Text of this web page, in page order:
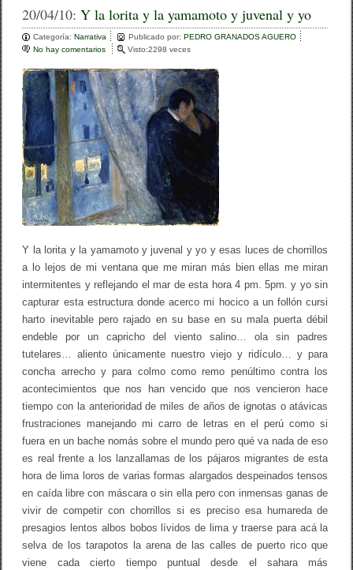
c
e
b
o
o
k
tt
er
m
p
ar
tir
20/04/10:Y la lorita y la yamamoto y juvenal y yo
Categoría:Narrativa Publicado por:PEDRO GRANADOS AGUERO
No hay comentarios
Y
l
a
l
o
r
i
y
a
y
m
a
o
t
j
u
n
a
y
y
Visto:2298 veces
Y la lorita y la yamamoto y juvenal y yo y esas luces de chorrillos
a lo lejos de mi ventana que me miran más bien ellas me miran
intermitentes y reflejando el mar de esta hora 4 pm. 5pm. y yo sin
capturar esta estructura donde acerco mi hocico a un follón cursi
harto inevitable pero rajado en su base en su mala puerta débil
endeble por un capricho del viento salino… ola sin padres
tutelares… aliento únicamente nuestro viejo y ridículo… y para
concha arrecho y para colmo como remo penúltimo contra los
acontecimientos que nos han vencido que nos vencieron hace
tiempo con la anterioridad de miles de años de ignotas o atávicas
frustraciones manejando mi carro de letras en el perú como si
fuera en un bache nomás sobre el mundo pero qué va nada de eso
es real frente a los lanzallamas de los pájaros migrantes de esta
hora de lima loros de varias formas alargados despeinados tensos
en caída libre con máscara o sin ella pero con inmensas ganas de
vivir de competir con chorrillos si es preciso esa humareda de
presagios lentos albos bobos lívidos de lima y traerse para acá la
selva de los tarapotos la arena de las calles de puerto rico que
viene cada cierto tiempo puntual desde el sahara más